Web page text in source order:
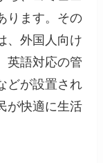
ります。その
、外国人向け
英語対応の管
どが設置され
が快適に生活